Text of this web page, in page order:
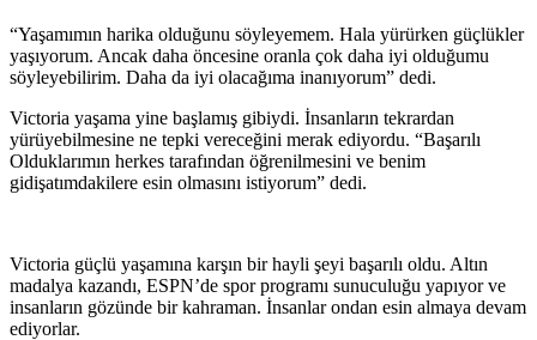
“Yaşamımın harika olduğunu söyleyemem. Hala yürürken güçlükler
yaşıyorum. Ancak daha öncesine oranla çok daha iyi olduğumu
söyleyebilirim. Daha da iyi olacağıma inanıyorum” dedi.
Victoria yaşama yine başlamış gibiydi. İnsanların tekrardan
yürüyebilmesine ne tepki vereceğini merak ediyordu. “Başarılı
Olduklarımın herkes tarafından öğrenilmesini ve benim
gidişatımdakilere esin olmasını istiyorum” dedi.
Victoria güçlü yaşamına karşın bir hayli şeyi başarılı oldu. Altın
madalya kazandı, ESPN’de spor programı sunuculuğu yapıyor ve
insanların gözünde bir kahraman. İnsanlar ondan esin almaya devam
ediyorlar.